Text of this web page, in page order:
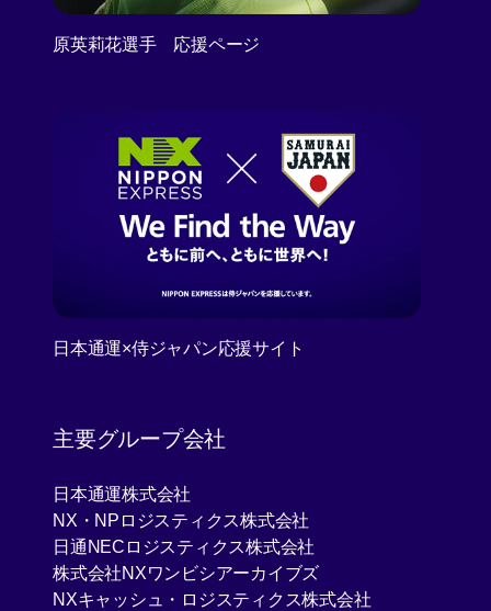
原英莉花選手 応援ページ
日本通運×侍ジャパン応援サイト
主要グループ会社
日本通運株式会社
NX・NPロジスティクス株式会社
日通NECロジスティクス株式会社
株式会社NXワンビシアーカイブズ
NXキャッシュ・ロジスティクス株式会社